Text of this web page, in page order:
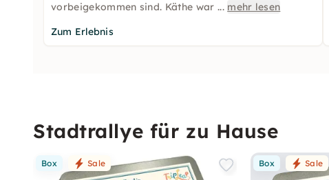
vorbeigekommen sind. Käthe war ... mehr lesen
Zum Erlebnis
Stadtrallye für zu Hause
Box Sale Box Sale